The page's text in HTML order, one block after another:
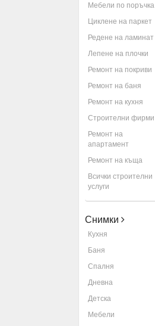
Мебели по поръчка
Циклене на паркет
Редене на ламинат
Лепене на плочки
Ремонт на покриви
Ремонт на баня
Ремонт на кухня
Строителни фирми
Ремонт на
апартамент
Ремонт на къща
Всички строителни
услуги
Снимки
Кухня
Баня
Спалня
Дневна
Детска
Мебели